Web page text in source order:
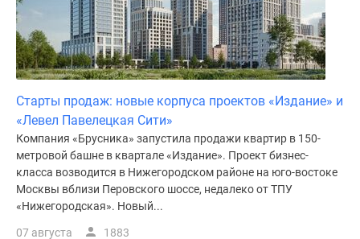
Старты продаж: новые корпуса проектов «Издание» и
«Левел Павелецкая Сити»
Компания «Брусника» запустила продажи квартир в 150-
метровой башне в квартале «Издание». Проект бизнес-
класса возводится в Нижегородском районе на юго-востоке
Москвы вблизи Перовского шоссе, недалеко от ТПУ
«Нижегородская». Новый...
07 августа 1883